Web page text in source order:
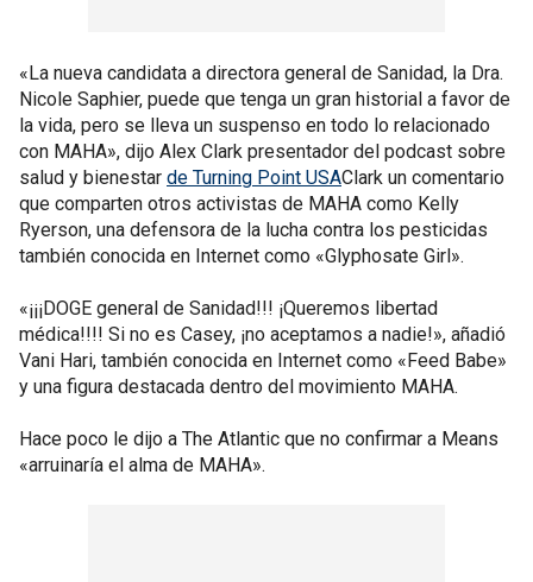
«La nueva candidata a directora general de Sanidad, la Dra.
Nicole Saphier, puede que tenga un gran historial a favor de
la vida, pero se lleva un suspenso en todo lo relacionado
con MAHA», dijo Alex Clark presentador del podcast sobre
salud y bienestar de Turning Point USAClark un comentario
que comparten otros activistas de MAHA como Kelly
Ryerson, una defensora de la lucha contra los pesticidas
también conocida en Internet como «Glyphosate Girl».
«¡¡¡DOGE general de Sanidad!!! ¡Queremos libertad
médica!!!! Si no es Casey, ¡no aceptamos a nadie!», añadió
Vani Hari, también conocida en Internet como «Feed Babe»
y una figura destacada dentro del movimiento MAHA.
Hace poco le dijo a The Atlantic que no confirmar a Means
«arruinaría el alma de MAHA».